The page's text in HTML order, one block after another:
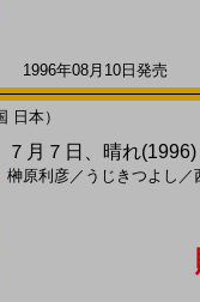
1996年08月10日発売
日本）
７月７日、晴れ
榊原利彦／ うじきつよし ／